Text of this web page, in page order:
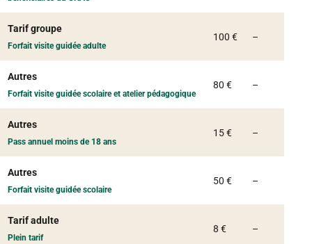
Tarif groupe
Forfait visite guidée adulte
100 € –
Autres
Forfait visite guidée scolaire et atelier pédagogique
80 € –
Autres
Pass annuel moins de 18 ans
15 € –
Autres
Forfait visite guidée scolaire
50 € –
Tarif adulte
Plein tarif
8 € –